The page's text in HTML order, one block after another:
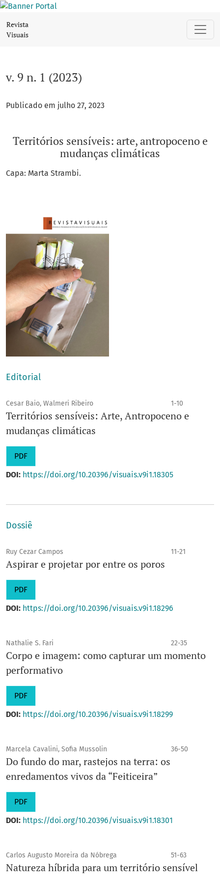
Revista
Visuais
v. 9 n. 1 (2023)
Publicado em julho 27, 2023
Territórios sensíveis: arte, antropoceno e
mudanças climáticas
Capa: Marta Strambi.
Editorial
Cesar Baio, Walmeri Ribeiro 1-10
Territórios sensíveis: Arte, Antropoceno e
mudanças climáticas
PDF
DOI: https://doi.org/10.20396/visuais.v9i1.18305
Dossiê
Ruy Cezar Campos 11-21
Aspirar e projetar por entre os poros
PDF
DOI: https://doi.org/10.20396/visuais.v9i1.18296
Nathalie S. Fari 22-35
Corpo e imagem: como capturar um momento
performativo
PDF
DOI: https://doi.org/10.20396/visuais.v9i1.18299
Marcela Cavalini, Sofia Mussolin 36-50
Do fundo do mar, rastejos na terra: os
enredamentos vivos da “Feiticeira”
PDF
DOI: https://doi.org/10.20396/visuais.v9i1.18301
Carlos Augusto Moreira da Nóbrega 51-63
Natureza híbrida para um território sensível